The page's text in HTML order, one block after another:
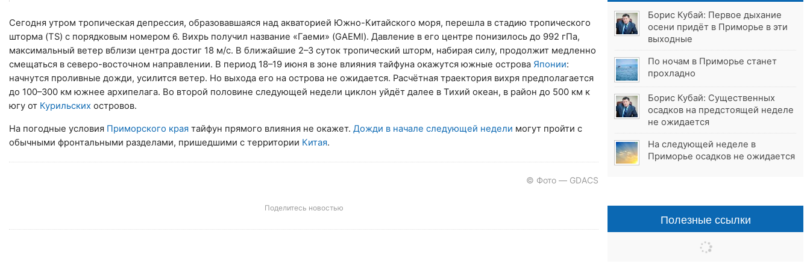
Сегодня утром тропическая депрессия, образовавшаяся над акваторией Южно-Китайского моря, перешла в стадию тропического
шторма (TS) с порядковым номером 6. Вихрь получил название «Гаеми» (GAEMI). Давление в его центре понизилось до 992 гПа,
максимальный ветер вблизи центра достиг 18 м/с. В ближайшие 2–3 суток тропический шторм, набирая силу, продолжит медленно
смещаться в северо-восточном направлении. В период 18–19 июня в зоне влияния тайфуна окажутся южные острова Японии:
начнутся проливные дожди, усилится ветер. Но выхода его на острова не ожидается. Расчётная траектория вихря предполагается
до 100–300 км южнее архипелага. Во второй половине следующей недели циклон уйдёт далее в Тихий океан, в район до 500 км к
югу от Курильских островов.
На погодные условия Приморского края тайфун прямого влияния не окажет. Дожди в начале следующей недели могут пройти с
обычными фронтальными разделами, пришедшими с территории Китая.
© Фото — GDACS
Поделитесь новостью
Борис Кубай: Первое дыхание
осени придёт в Приморье в эти
выходные
По ночам в Приморье станет
прохладно
Борис Кубай: Существенных
осадков на предстоящей неделе
не ожидается
На следующей неделе в
Приморье осадков не ожидается
Полезные ссылки